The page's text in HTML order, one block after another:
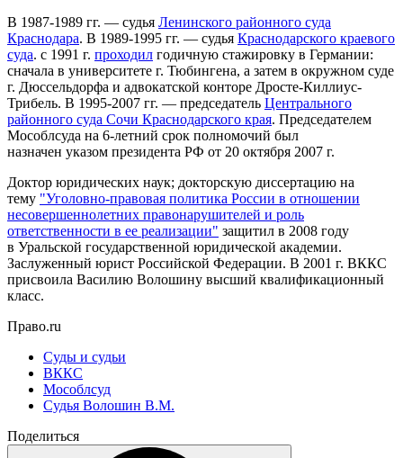
В 1987-1989 гг. — судья Ленинского районного суда
Краснодара. В 1989-1995 гг. — судья Краснодарского краевого
суда. с 1991 г. проходил годичную стажировку в Германии:
сначала в университете г. Тюбингена, а затем в окружном суде
г. Дюссельдорфа и адвокатской конторе Дросте-Киллиус-
Трибель. В 1995-2007 гг. — председатель Центрального
районного суда Сочи Краснодарского края. Председателем
Мособлсуда на 6-летний срок полномочий был
назначен указом президента РФ от 20 октября 2007 г.
Доктор юридических наук; докторскую диссертацию на
тему "Уголовно-правовая политика России в отношении
несовершеннолетних правонарушителей и роль
ответственности в ее реализации" защитил в 2008 году
в Уральской государственной юридической академии.
Заслуженный юрист Российской Федерации. В 2001 г. ВККС
присвоила Василию Волошину высший квалификационный
класс.
Право.ru
Суды и судьи
ВККС
Мособлсуд
Судья Волошин В.М.
Поделиться